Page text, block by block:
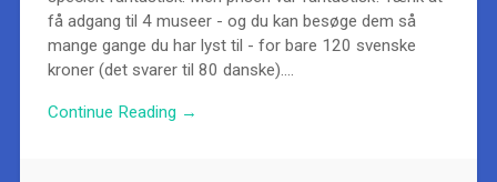
få adgang til 4 museer - og du kan besøge dem så
mange gange du har lyst til - for bare 120 svenske
kroner (det svarer til 80 danske)....
Continue Reading →